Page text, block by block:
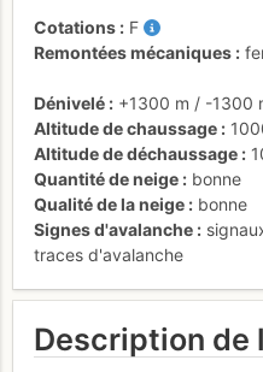
Cotations
F
Remontées mécaniques
Dénivelé +1300 m / -1300
Altitude de chaussage
Altitude de déchaussage
Quantité de neige
bonne
Qualité de la neige
bonne
Signes d'avalanche
traces d'avalanche
Description de